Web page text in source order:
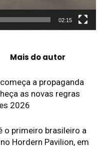
02:15
Mais do autor
a propaganda
as novas regras
2026
o primeiro brasileiro a
Hordern Pavilion, em